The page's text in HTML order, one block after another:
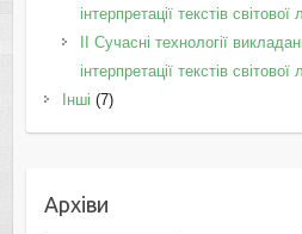
інтерпретації текстів світової
II Cучасні технології
інтерпретації текстів світової
Інші (7)
Архіви